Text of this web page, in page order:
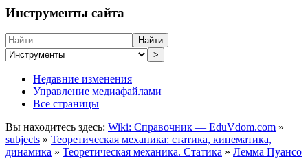
Инструменты сайта
Найти
>
Недавние изменения
Управление медиафайлами
Все страницы
Вы находитесь здесь: Wiki: Справочник — EduVdom.com »
subjects » Теоретическая механика: статика, кинематика,
динамика » Теоретическая механика. Статика » Лемма Пуансо